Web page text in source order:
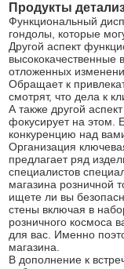
Продукты
Функциональный
гондолы, которые
Другой аспект
отложенных
Обращает к
смотрят, что дела к
А также другой
фокусирует на этом.
конкуренцию над
Организация
предлагает ряд
специалистов
магазина розничной
ищете ли вы
стены включая в
розничного космоса
для вас. Именно
магазина.
В дополнение к